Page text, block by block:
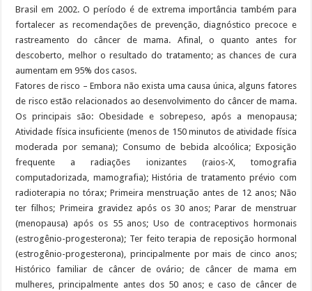
Brasil em 2002. O período é de extrema importância também para
fortalecer as recomendações de prevenção, diagnóstico precoce e
rastreamento do câncer de mama. Afinal, o quanto antes for
descoberto, melhor o resultado do tratamento; as chances de cura
aumentam em 95% dos casos.
Fatores de risco – Embora não exista uma causa única, alguns fatores
de risco estão relacionados ao desenvolvimento do câncer de mama.
Os principais são: Obesidade e sobrepeso, após a menopausa;
Atividade física insuficiente (menos de 150 minutos de atividade física
moderada por semana); Consumo de bebida alcoólica; Exposição
frequente a radiações ionizantes (raios-X, tomografia
computadorizada, mamografia); História de tratamento prévio com
radioterapia no tórax; Primeira menstruação antes de 12 anos; Não
ter filhos; Primeira gravidez após os 30 anos; Parar de menstruar
(menopausa) após os 55 anos; Uso de contraceptivos hormonais
(estrogênio-progesterona); Ter feito terapia de reposição hormonal
(estrogênio-progesterona), principalmente por mais de cinco anos;
Histórico familiar de câncer de ovário; de câncer de mama em
mulheres, principalmente antes dos 50 anos; e caso de câncer de